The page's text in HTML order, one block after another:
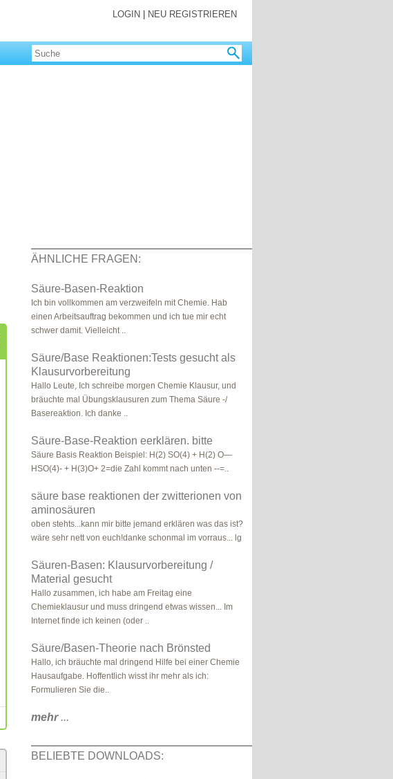
LOGIN NEU REGISTRIEREN
ÄHNLICHE FRAGEN:
Säure-Basen-Reaktion
Ich bin vollkommen am verzweifeln mit Chemie. Hab
einen Arbeitsauftrag bekommen und ich tue mir echt
schwer damit. Vielleicht ..
Säure/Base Reaktionen:Tests gesucht als
Klausurvorbereitung
Hallo Leute, Ich schreibe morgen Chemie Klausur, und
bräuchte mal Übungsklausuren zum Thema Säure -/
Basereaktion. Ich danke ..
Säure-Base-Reaktion eerklären. bitte
Säure Basis Reaktion Beispiel: H(2) SO(4) + H(2) O—
HSO(4)- + H(3)O+ 2=die Zahl kommt nach unten --=..
säure base reaktionen der zwitterionen von
aminosäuren
oben stehts...kann mir bitte jemand erklären was das ist?
wäre sehr nett von euch!danke schonmal im vorraus... lg
Säuren-Basen: Klausurvorbereitung /
Material gesucht
Hallo zusammen, ich habe am Freitag eine
Chemieklausur und muss dringend etwas wissen... Im
Internet finde ich keinen (oder ..
Säure/Basen-Theorie nach Brönsted
Hallo, ich bräuchte mal dringend Hilfe bei einer Chemie
Hausaufgabe. Hoffentlich wisst ihr mehr als ich:
Formulieren Sie die..
mehr...
BELIEBTE DOWNLOADS: